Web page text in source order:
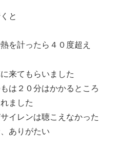
と
を計ったら４０度超え
来てもらいました
は２０分はかかるところ
ました
イレンは聴こえなかった
ありがたい